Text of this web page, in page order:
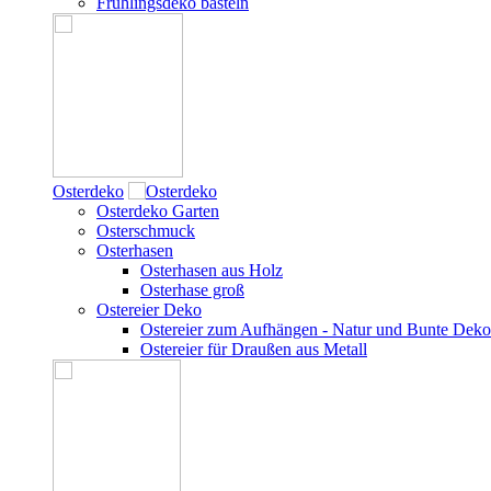
Osterdeko
Osterdeko Garten
Osterschmuck
Osterhasen
Osterhasen aus Holz
Osterhase groß
Ostereier Deko
Ostereier zum Aufhängen - Natur und Bunte
Ostereier für Draußen aus Metall